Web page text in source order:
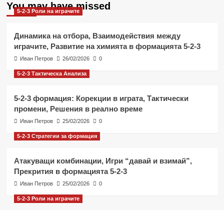
You may have missed
5-2-3 Роли на играчите
Динамика на отбора, Взаимодействия между
играчите, Развитие на химията в формацията 5-2-3
Иван Петров 26/02/2026 0
5-2-3 Тактическа Анализа
5-2-3 формация: Корекции в играта, Тактически
промени, Решения в реално време
Иван Петров 25/02/2026 0
5-2-3 Стратегии за формация
Атакуващи комбинации, Игри “давай и взимай”,
Прекрития в формацията 5-2-3
Иван Петров 25/02/2026 0
5-2-3 Роли на играчите